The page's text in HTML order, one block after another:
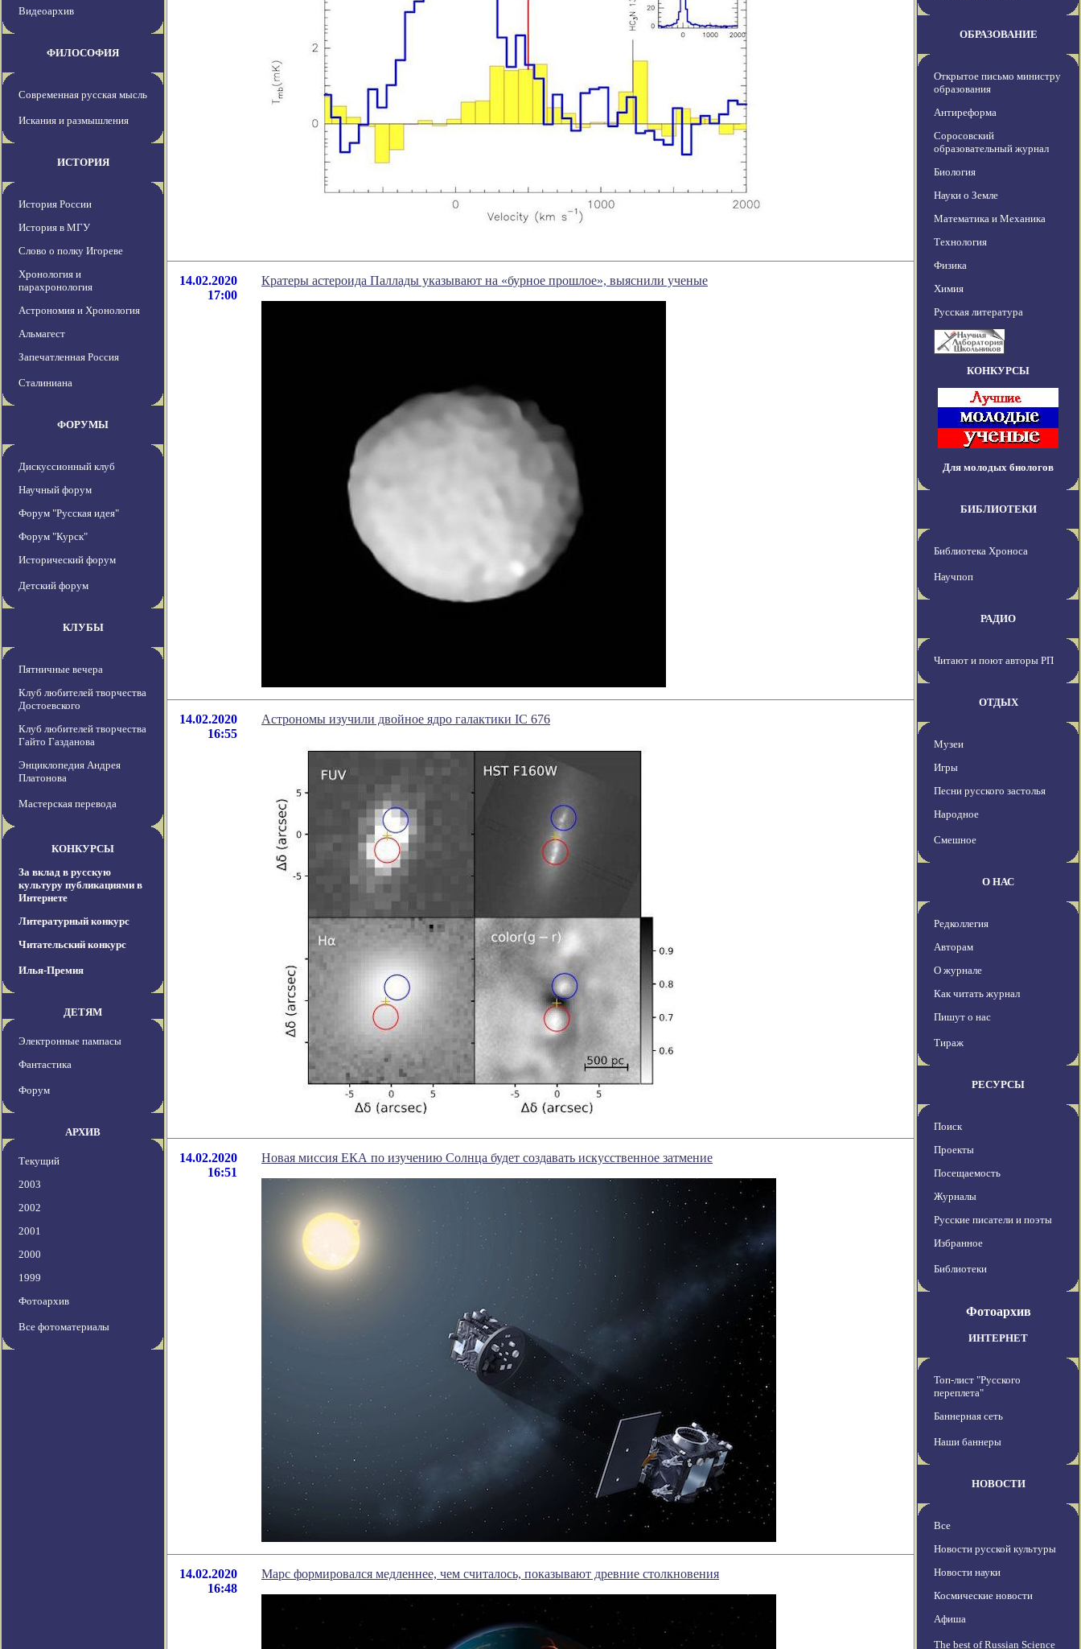
Видеоархив
ФИЛОСОФИЯ
Современная русская мысль
Искания и размышления
ИСТОРИЯ
История России
История в МГУ
Слово о полку Игореве
Хронология и
парахронология
Астрономия и Хронология
Альмагест
Запечатленная Россия
Сталиниана
ФОРУМЫ
Дискуссионный клуб
Научный форум
Форум "Русская идея"
Форум "Курск"
Исторический форум
Детский форум
КЛУБЫ
Пятничные вечера
Клуб любителей творчества
Достоевского
Клуб любителей творчества
Гайто Газданова
Энциклопедия Андрея
Платонова
Мастерская перевода
КОНКУРСЫ
За вклад в русскую
культуру публикациями в
Интернете
Литературный конкурс
Читательский конкурс
Илья-Премия
ДЕТЯМ
Электронные пампасы
Фантастика
Форум
АРХИВ
Текущий
2003
2002
2001
2000
1999
Фотоархив
Все фотоматериалы
14.02.2020
17:00
Кратеры астероида Паллады указывают на «бурное прошлое», выяснили ученые
14.02.2020
16:55
Астрономы изучили двойное ядро галактики IC 676
14.02.2020
16:51
Новая миссия ЕКА по изучению Солнца будет создавать искусственное затмение
14.02.2020
16:48
Марс формировался медленнее, чем считалось, показывают древние столкновения
ОБРАЗОВАНИЕ
Открытое письмо министру
образования
Антиреформа
Соросовский
образовательный журнал
Биология
Науки о Земле
Математика и Механика
Технология
Физика
Химия
Русская литература
КОНКУРСЫ
Для молодых биологов
БИБЛИОТЕКИ
Библиотека Хроноса
Научпоп
РАДИО
Читают и поют авторы РП
ОТДЫХ
Музеи
Игры
Песни русского застолья
Народное
Смешное
О НАС
Редколлегия
Авторам
О журнале
Как читать журнал
Пишут о нас
Тираж
РЕСУРСЫ
Поиск
Проекты
Посещаемость
Журналы
Русские писатели и поэты
Избранное
Библиотеки
Фотоархив
ИНТЕРНЕТ
Топ-лист "Русского
переплета"
Баннерная сеть
Наши баннеры
НОВОСТИ
Все
Новости русской культуры
Новости науки
Космические новости
Афиша
The best of Russian Science